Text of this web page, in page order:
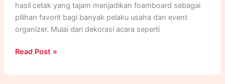
hasil cetak yang tajam menjadikan foamboard sebagai
pilihan favorit bagi banyak pelaku usaha dan event
organizer. Mulai dari dekorasi acara seperti
Foamboard
untuk
Read Post »